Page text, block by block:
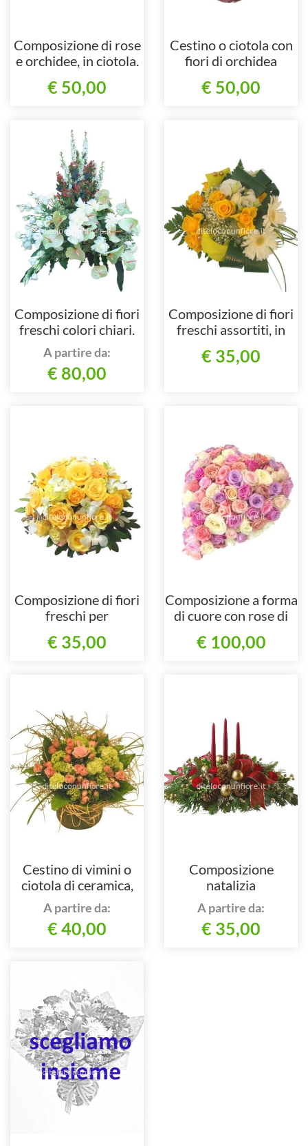
Composizione di rose
e orchidee, in ciotola.
€ 50,00
Cestino o ciotola con
fiori di orchidea
€ 50,00
Composizione di fiori
freschi colori chiari.
A partire da:
€ 80,00
Composizione di fiori
freschi assortiti, in
rose.
€ 35,00
Composizione di fiori
freschi per
€ 35,00
Composizione a forma
di cuore con rose di
€ 100,00
Cestino di vimini o
ciotola di ceramica,
composto da rose e
verde pregiato.
A partire da:
€ 40,00
Composizione
natalizia
A partire da:
€ 35,00